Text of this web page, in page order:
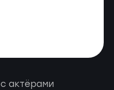
с актёрами